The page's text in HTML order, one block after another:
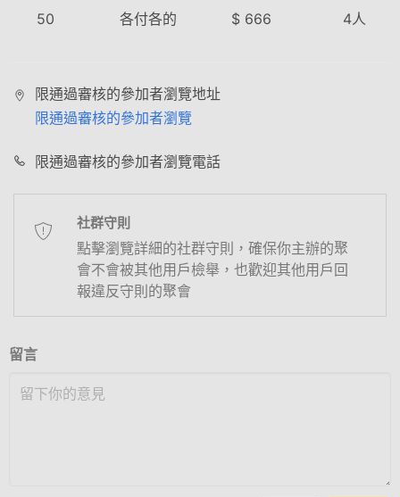
50 各付各的 $ 666 4人
限通過審核的參加者瀏覽地址
限通過審核的參加者瀏覽
限通過審核的參加者瀏覽電話
社群守則
點擊瀏覽詳細的社群守則，確保你主辦的聚
會不會被其他用戶檢舉，也歡迎其他用戶回
報違反守則的聚會
留言